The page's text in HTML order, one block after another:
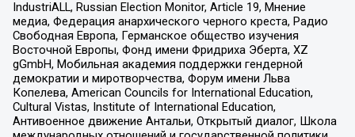
IndustriALL, Russian Election Monitor, Article 19, Мнение
медиа, Федерация анархического черного креста, Радио
Свободная Европа, Германское общество изучения
Восточной Европы, Фонд имени Фридриха Эберта, XZ
gGmbH, Мобильная академия поддержки гендерной
демократии и миротворчества, Форум имени Льва
Копелева, American Councils for International Education,
Cultural Vistas, Institute of International Education,
Антивоенное движение Антальи, Открытый диалог, Школа